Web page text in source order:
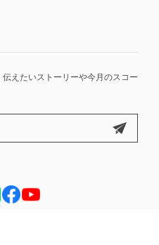
えたいストーリーや今月のスコー